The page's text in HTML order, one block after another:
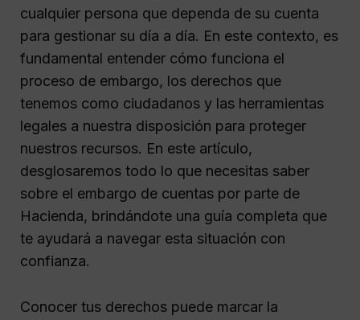
cualquier persona que dependa de su cuenta
para gestionar su día a día. En este contexto, es
fundamental entender cómo funciona el
proceso de embargo, los derechos que
tenemos como ciudadanos y las herramientas
legales a nuestra disposición para proteger
nuestros recursos. En este artículo,
desglosaremos todo lo que necesitas saber
sobre el embargo de cuentas por parte de
Hacienda, brindándote una guía completa que
te ayudará a navegar esta situación con
confianza.
Conocer tus derechos puede marcar la